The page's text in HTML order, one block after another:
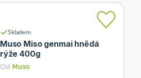
Skladem
Muso Miso genmai hnědá
rýže 400g
Od Muso